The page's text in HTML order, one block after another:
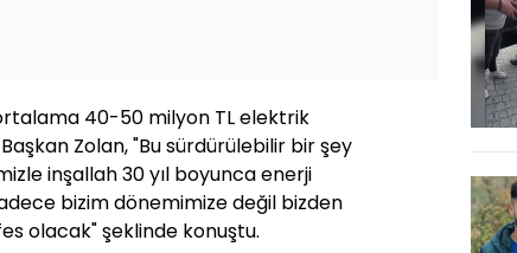
40-50 milyon TL elektrik
Zolan, "Bu sürdürülebilir bir şey
inşallah 30 yıl boyunca enerji
bizim dönemimize değil bizden
olacak" şeklinde konuştu.